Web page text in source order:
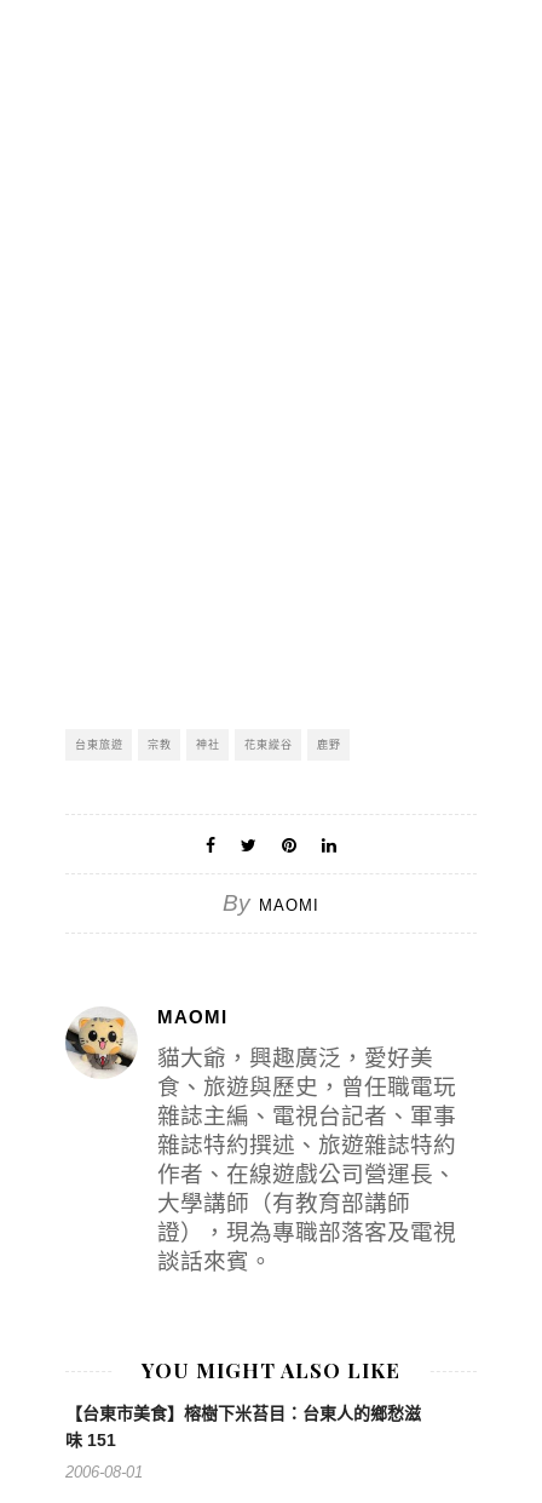
台東旅遊 宗教 神社 花東縱谷 鹿野
By MAOMI
MAOMI
貓大爺，興趣廣泛，愛好美
食、旅遊與歷史，曾任職電玩
雜誌主編、電視台記者、軍事
雜誌特約撰述、旅遊雜誌特約
作者、在線遊戲公司營運長、
大學講師（有教育部講師
證），現為專職部落客及電視
談話來賓。
YOU MIGHT ALSO LIKE
【台東市美食】榕樹下米苔目：台東人的鄉愁滋
味 151
2006-08-01